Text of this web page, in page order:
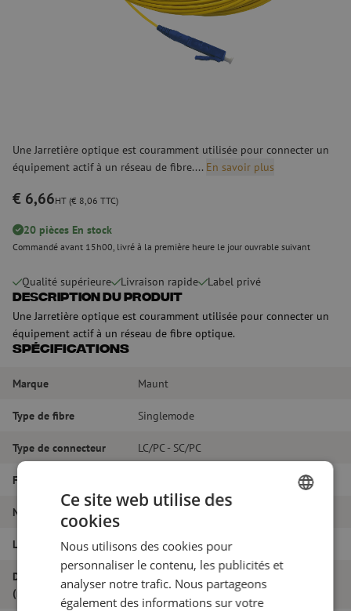
Une Jarretière optique est couramment utilisée pour connecter un
équipement actif à un réseau de fibre.... En savoir plus
€ 6,66HT (€ 8,06 TTC)
20 pièces En stock
Commandé avant 15h00, livré à la première heure le jour ouvrable suivant
Qualité supérieure Livraison rapide Label privé
Description du produit
Une Jarretière optique est couramment utilisée pour connecter un
équipement actif à un réseau de fibre optique.
Spécifications
Marque Maunt
Type de fibre Singlemode
Type de connecteur LC/PC - SC/PC
Fibretype
Nombre de fibres
Longueur 23m
Diamètre extérieur
(mm)
1.8
Ce site web utilise des
cookies
Nous utilisons des cookies pour
personnaliser le contenu, les publicités et
analyser notre trafic. Nous partageons
également des informations sur votre